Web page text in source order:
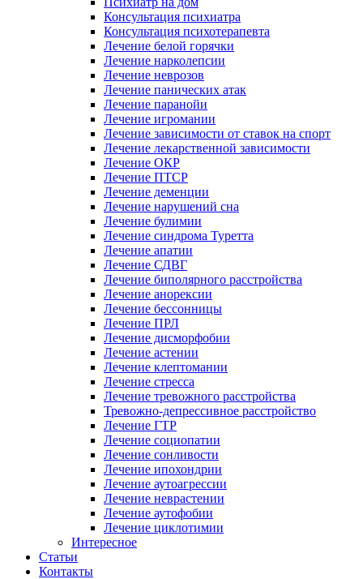
Консультация психиатра
Консультация психотерапевта
Лечение белой горячки
Лечение нарколепсии
Лечение неврозов
Лечение панических атак
Лечение паранойи
Лечение игромании
Лечение зависимости от ставок на спорт
Лечение лекарственной зависимости
Лечение ОКР
Лечение ПТСР
Лечение деменции
Лечение нарушений сна
Лечение булимии
Лечение синдрома Туретта
Лечение апатии
Лечение СДВГ
Лечение биполярного расстройства
Лечение анорексии
Лечение бессонницы
Лечение ПРЛ
Лечение дисморфобии
Лечение астении
Лечение клептомании
Лечение стресса
Лечение тревожного расстройства
Тревожно-депрессивное расстройство
Лечение ГТР
Лечение социопатии
Лечение сонливости
Лечение ипохондрии
Лечение аутоагрессии
Лечение неврастении
Лечение аутофобии
Лечение циклотимии
Интересное
Статьи
Контакты